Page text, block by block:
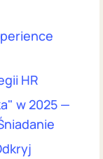
HR
w 2025 —